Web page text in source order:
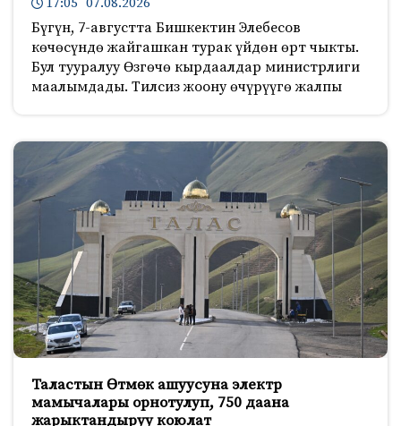
Бүгүн, 7-августта Бишкектин Элебесов
көчөсүндө жайгашкан турак үйдөн өрт чыкты.
Бул тууралуу Өзгөчө кырдаалдар министрлиги
маалымдады. Тилсиз жоону өчүрүүгө жалпы
Таластын Өтмөк ашуусуна электр
мамычалары орнотулуп, 750 даана
жарыктандыруу коюлат